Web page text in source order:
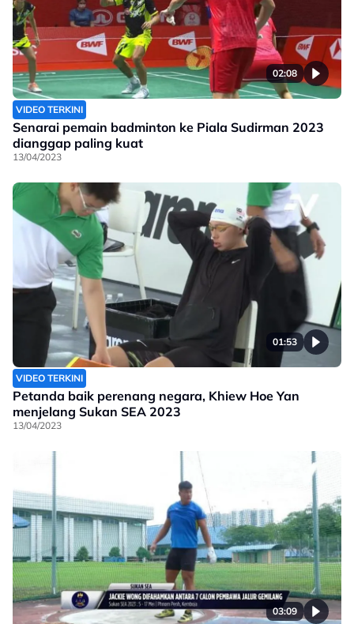
02:08
VIDEO TERKINI
Senarai pemain badminton ke Piala Sudirman 2023
dianggap paling kuat
13/04/2023
01:53
VIDEO TERKINI
Petanda baik perenang negara, Khiew Hoe Yan
menjelang Sukan SEA 2023
13/04/2023
03:09